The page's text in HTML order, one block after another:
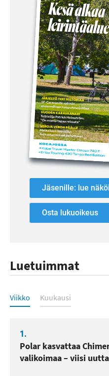
Jäsenille: lue
Osta lukuoikeus
Luetuimmat
Luetuimmat
Viikko Kuukausi
1.
Polar kasvattaa
valikoimaa – viisi